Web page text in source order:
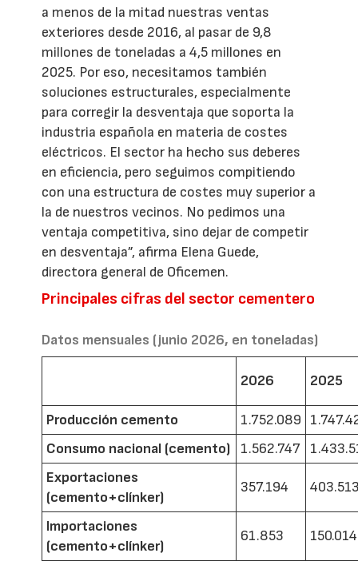
a menos de la mitad nuestras ventas
exteriores desde 2016, al pasar de 9,8
millones de toneladas a 4,5 millones en
2025. Por eso, necesitamos también
soluciones estructurales, especialmente
para corregir la desventaja que soporta la
industria española en materia de costes
eléctricos. El sector ha hecho sus deberes
en eficiencia, pero seguimos compitiendo
con una estructura de costes muy superior a
la de nuestros vecinos. No pedimos una
ventaja competitiva, sino dejar de competir
en desventaja”, afirma Elena Guede,
directora general de Oficemen.
Principales cifras del sector cementero
Datos mensuales (junio 2026, en toneladas)
2026 2025
Producción cemento 1.752.089
Consumo nacional (cemento)
1.562.747
Exportaciones
(cemento+clínker)
357.194
Importaciones
(cemento+clínker)
61.853 150.014